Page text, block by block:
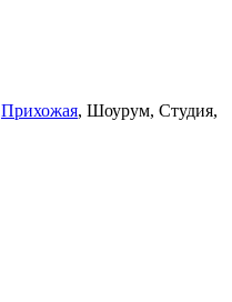
Прихожая, Шоурум, Студия,